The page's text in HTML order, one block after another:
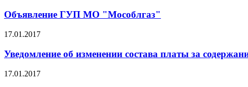
Объявление ГУП МО "Мособлгаз"
17.01.2017
Уведомление об изменении состава платы за
17.01.2017